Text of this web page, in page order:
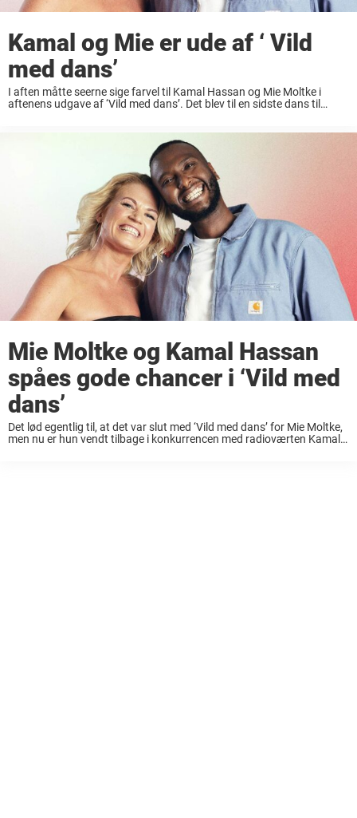
Kamal og Mie er ude af ‘ Vild
med dans’
I aften måtte seerne sige farvel til Kamal Hassan og Mie Moltke i
aftenens udgave af ‘Vild med dans’. Det blev til en sidste dans til
Mie Moltke og Kamal Hassan
spåes gode chancer i ‘Vild med
dans’
Det lød egentlig til, at det var slut med ‘Vild med dans’ for Mie Moltke,
men nu er hun vendt tilbage i konkurrencen med radioværten Kamal